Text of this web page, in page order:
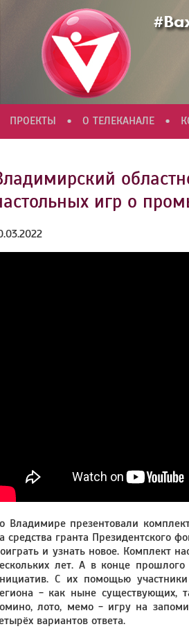
ПРОЕКТЫ • О ТЕЛЕКАНАЛЕ •
игр о
Владимире презентовали
средства гранта Президентского
и узнать новое. Комплект
лет. А в конце
С их помощью
- как ныне существующих,
лото, мемо - игру на
вариантов ответа.